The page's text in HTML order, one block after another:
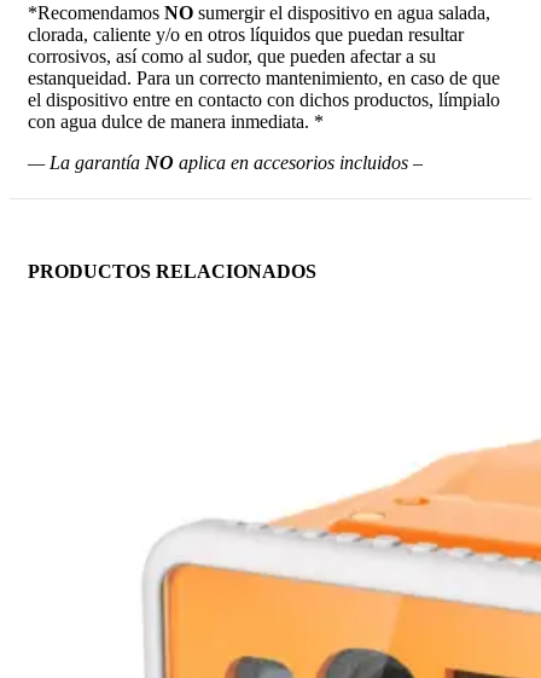
*Recomendamos NO sumergir el dispositivo en agua salada,
clorada, caliente y/o en otros líquidos que puedan resultar
corrosivos, así como al sudor, que pueden afectar a su
estanqueidad. Para un correcto mantenimiento, en caso de que
el dispositivo entre en contacto con dichos productos, límpialo
con agua dulce de manera inmediata. *
— La garantía NO aplica en accesorios incluidos –
PRODUCTOS RELACIONADOS